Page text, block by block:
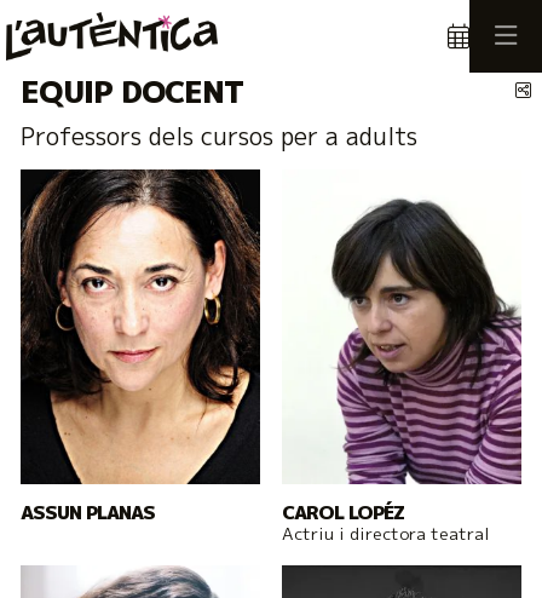
EQUIP DOCENT
Professors dels cursos per a adults
ASSUN PLANAS CAROL LOPÉZ
Actriu i directora teatral